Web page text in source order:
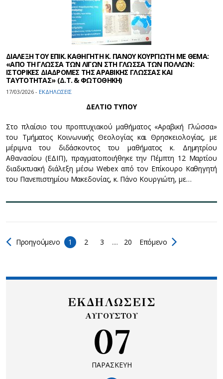
ΔΙΑΛΕΞΗ ΤΟΥ ΕΠΙΚ. ΚΑΘΗΓΗΤΗ Κ. ΠΑΝΟΥ ΚΟΥΡΓΙΩΤΗ ΜΕ ΘΕΜΑ:
«ΑΠΟ ΤΗ ΓΛΩΣΣΑ ΤΩΝ ΛΙΓΩΝ ΣΤΗ ΓΛΩΣΣΑ ΤΩΝ ΠΟΛΛΩΝ:
ΙΣΤΟΡΙΚΕΣ ΔΙΑΔΡΟΜΕΣ ΤΗΣ ΑΡΑΒΙΚΗΣ ΓΛΩΣΣΑΣ ΚΑΙ
ΤΑΥΤΟΤΗΤΑΣ» (Δ.Τ. & ΦΩΤΟΘΗΚΗ)
17/03/2026 - ΕΚΔΗΛΩΣΕΙΣ
ΔΕΛΤΙΟ ΤΥΠΟΥ
Στο πλαίσιο του προπτυχιακού μαθήματος «Αραβική Γλώσσα»
του Τμήματος Κοινωνικής Θεολογίας και Θρησκειολογίας, με
μέριμνα του διδάσκοντος του μαθήματος κ. Δημητρίου
Αθανασίου (ΕΔΙΠ), πραγματοποιήθηκε την Πέμπτη 12 Μαρτίου
διαδικτυακή διάλεξη μέσω Webex από τον Επίκουρο Καθηγητή
του Πανεπιστημίου Μακεδονίας, κ. Πάνο Κουργιώτη, με…
Προηγούμενο 1 2 3 .... 20 Επόμενο
ΕΚΔΗΛΩΣΕΙΣ
ΑΥΓΟΥΣΤΟΥ
07
ΠΑΡΑΣΚΕΥΗ